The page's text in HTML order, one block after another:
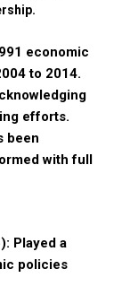
economic
to 2014.
efforts.
been
with full
Played a
policies